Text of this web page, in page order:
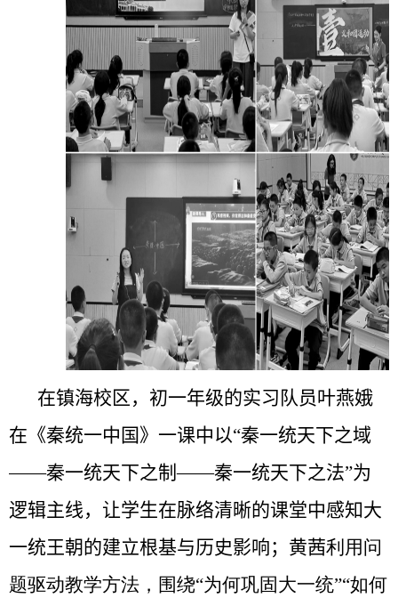
在镇海校区，初一年级的实习队员叶燕娥
在《秦统一中国》一课中以“秦一统天下之域
——秦一统天下之制——秦一统天下之法”为
逻辑主线，让学生在脉络清晰的课堂中感知大
一统王朝的建立根基与历史影响；黄茜利用问
题驱动教学方法，围绕“为何巩固大一统”“如何